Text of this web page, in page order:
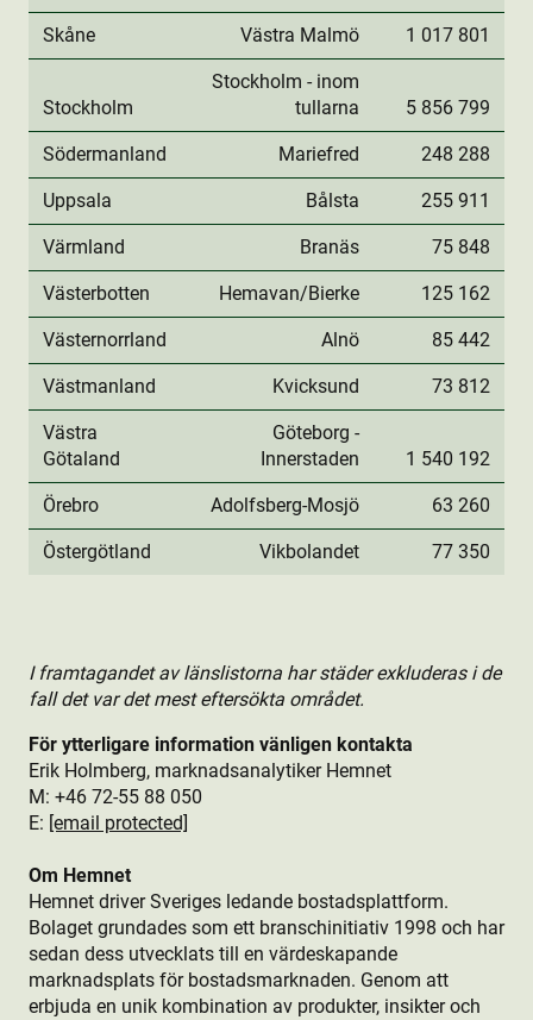
Skåne Västra Malmö 1 017 801
Stockholm
Stockholm - inom
tullarna
5 856 799
Södermanland Mariefred 248 288
Uppsala Bålsta 255 911
Värmland Branäs 75 848
Västerbotten Hemavan/Bierke 125 162
Västernorrland Alnö 85 442
Västmanland Kvicksund 73 812
Västra
Götaland
Göteborg -
Innerstaden
1 540 192
Örebro Adolfsberg-Mosjö 63 260
Östergötland Vikbolandet 77 350
I framtagandet av länslistorna har städer exkluderas i de
fall det var det mest eftersökta området.
För ytterligare information vänligen kontakta
Erik Holmberg, marknadsanalytiker Hemnet
M: +46 72-55 88 050
E: [email protected]
Om Hemnet
Hemnet driver Sveriges ledande bostads­plattform.
Bolaget grundades som ett branschinitiativ 1998 och har
sedan dess utvecklats till en värdeskapande
marknadsplats för bostads­marknaden. Genom att
erbjuda en unik kombination av produkt­er, insikter och